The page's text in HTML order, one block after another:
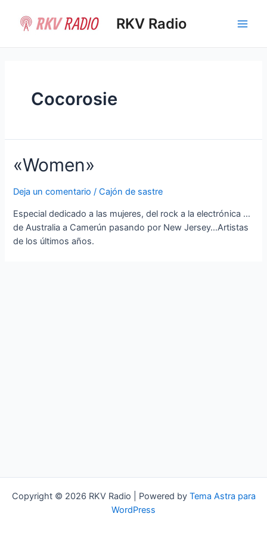
contenido
RKV Radio
Cocorosie
«Women»
Deja un comentario /Cajón de sastre
Especial dedicado a las mujeres, del rock a la electrónica …
de Australia a Camerún pasando por New Jersey…Artistas
de los últimos años.
Copyright © 2026 RKV Radio | Powered by Tema Astra para
WordPress